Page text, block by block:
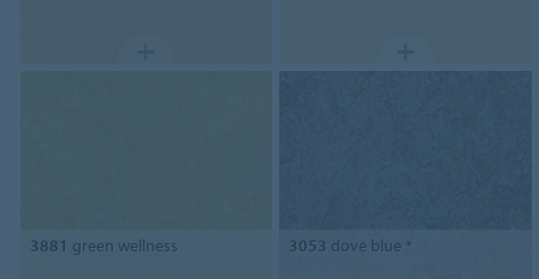
3881 green wellness 3053 dove blue *